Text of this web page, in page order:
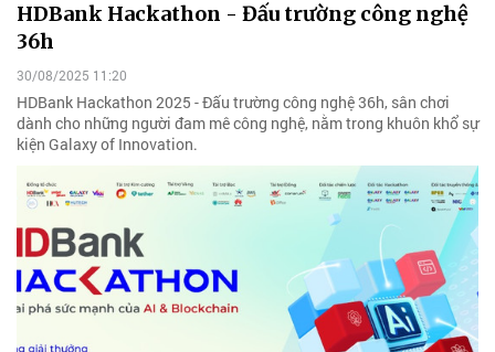
HDBank Hackathon - Đấu trường công nghệ
36h
30/08/2025 11:20
HDBank Hackathon 2025 - Đấu trường công nghệ 36h, sân chơi
dành cho những người đam mê công nghệ, nằm trong khuôn khổ sự
kiện Galaxy of Innovation.